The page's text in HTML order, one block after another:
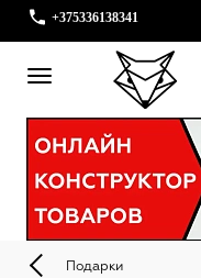
+375336138341
Подарки